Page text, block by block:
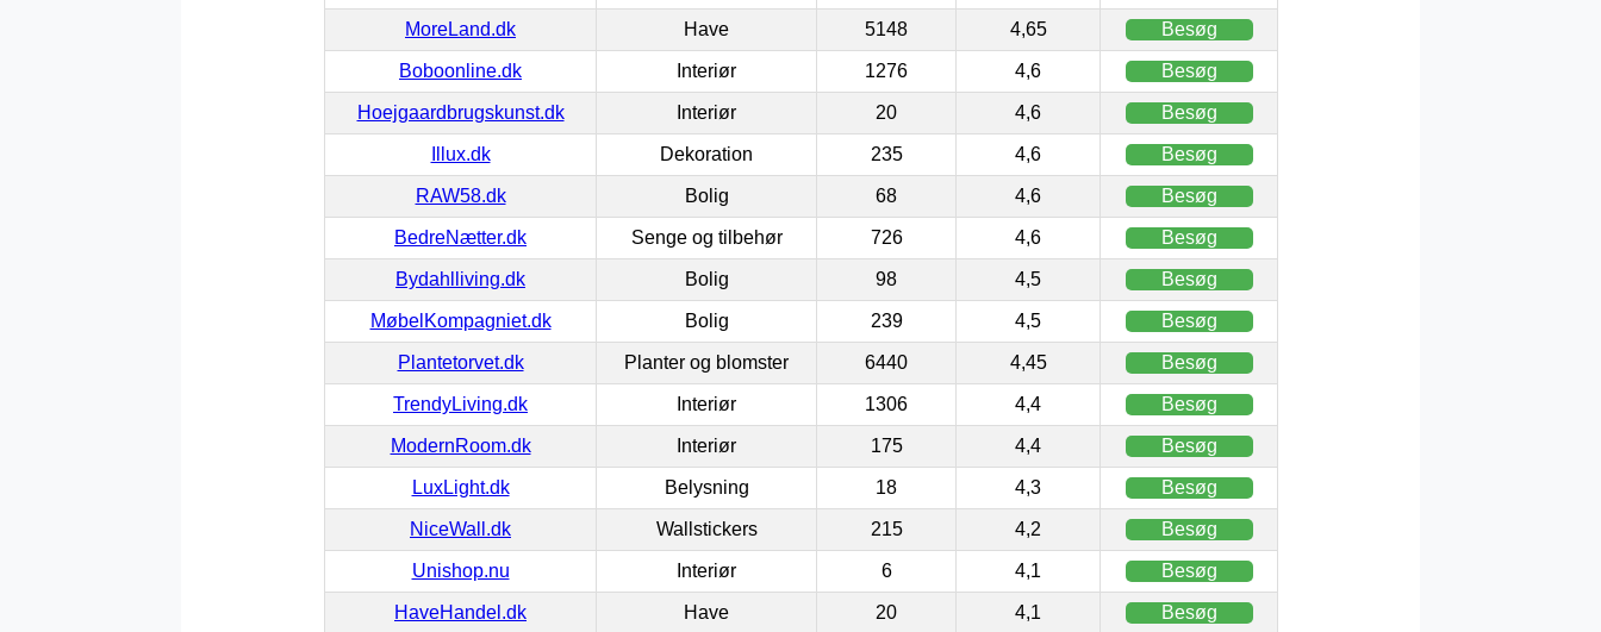
MoreLand.dk Have 5148 4,65 Besøg
Boboonline.dk Interiør 1276 4,6 Besøg
Hoejgaardbrugskunst.dk Interiør 20 4,6 Besøg
Illux.dk Dekoration 235 4,6 Besøg
RAW58.dk Bolig 68 4,6 Besøg
BedreNætter.dk Senge og tilbehør 726 4,6 Besøg
Bydahlliving.dk Bolig 98 4,5 Besøg
MøbelKompagniet.dk Bolig 239 4,5 Besøg
Plantetorvet.dk Planter og blomster 6440 4,45 Besøg
TrendyLiving.dk Interiør 1306 4,4 Besøg
ModernRoom.dk Interiør 175 4,4 Besøg
LuxLight.dk Belysning 18 4,3 Besøg
NiceWall.dk Wallstickers 215 4,2 Besøg
Unishop.nu Interiør 6 4,1 Besøg
HaveHandel.dk Have 20 4,1 Besøg